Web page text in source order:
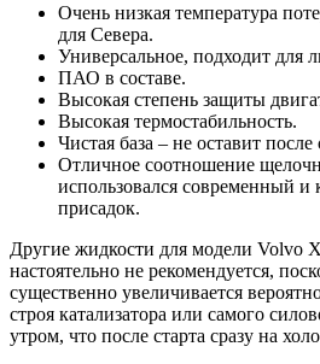
Очень низкая температура
для Севера.
Универсальное, подходит для
ПАО в составе.
Высокая степень защиты
Высокая термостабильность.
Чистая база – не оставит после
Отличное соотношение
использовался современный и
присадок.
Другие жидкости для модели Volvo
настоятельно не рекомендуется,
существенно увеличивается
строя катализатора или самого
утром, что после старта сразу на